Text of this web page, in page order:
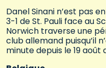
Danel Sinani n’est pas
3-1 de St. Pauli face au
Norwich traverse une
club allemand puisqu’il
minute depuis le 19 août